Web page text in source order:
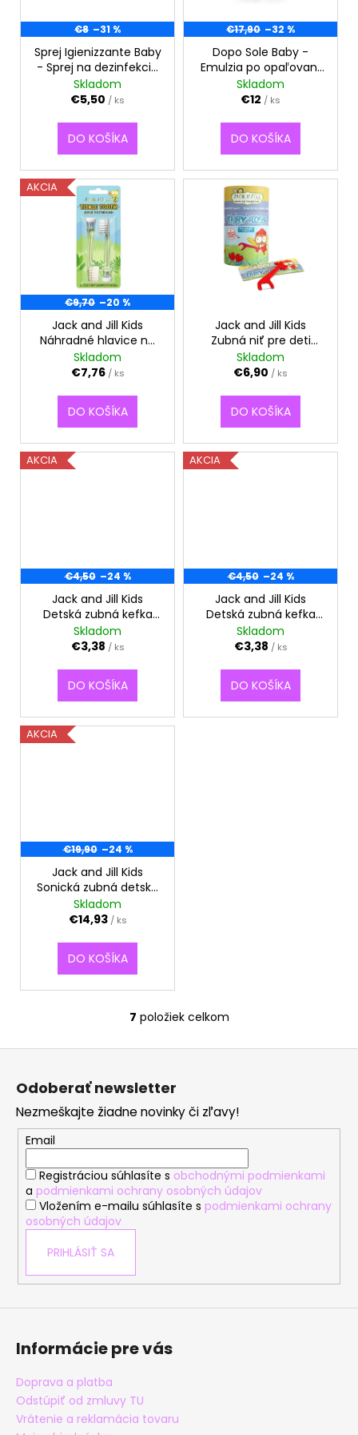
t
o
r
v
€8 –31 %
Sprej Igienizzante Baby
- Sprej na dezinfekciu
Linea Mamma Baby
Skladom
€5,50 / ks
DO KOŠÍKA
€17,90 –32 %
Dopo Sole Baby -
Emulzia po opaľovaní
Linea Mamma Baby
Skladom
€12 / ks
DO KOŠÍKA
AKCIA
€9,70 –20 %
Jack and Jill Kids
Náhradné hlavice na
sonickú zubnú kefku
Tickle Tooth
Skladom
€7,76 / ks
DO KOŠÍKA
Jack and Jill Kids
Zubná niť pre deti
Fairy Floss
Skladom
€6,90 / ks
DO KOŠÍKA
AKCIA
€4,50 –24 %
Jack and Jill Kids
Detská zubná kefka
Opica
Skladom
€3,38 / ks
DO KOŠÍKA
AKCIA
€4,50 –24 %
Jack and Jill Kids
Detská zubná kefka
Jednorožec
Skladom
€3,38 / ks
DO KOŠÍKA
AKCIA
€19,90 –24 %
Jack and Jill Kids
Sonická zubná detská
kefka Tickle Tooth 0-6
rokov
Skladom
€14,93 / ks
DO KOŠÍKA
O
v
a
c
i
e
p
r
ý
p
7 položiek celkom
á
j
p
o
Z
Odoberať newsletter
Nezmeškajte žiadne novinky či zľavy!
Email
Registráciou súhlasíte s obchodnými podmienkami
a podmienkami ochrany osobných údajov
Vložením e-mailu súhlasíte s podmienkami ochrany
osobných údajov
PRIHLÁSIŤ SA
Informácie pre vás
Doprava a platba
Odstúpiť od zmluvy TU
Vrátenie a reklamácia tovaru